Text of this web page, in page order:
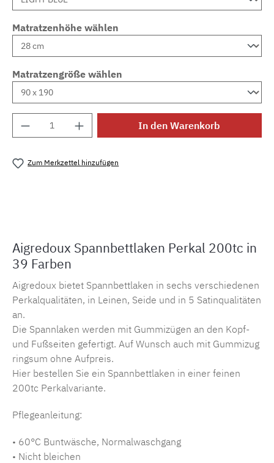
Matratzenhöhe wählen
Matratzengröße wählen
Produkt Anzahl: Gib den gewünschten
In den Warenkorb
Zum Merkzettel hinzufügen
Aigredoux Spannbettlaken Perkal 200tc in
39 Farben
Aigredoux bietet Spannbettlaken in sechs verschiedenen
Perkalqualitäten, in Leinen, Seide und in 5 Satinqualitäten
an.
Die Spannlaken werden mit Gummizügen an den Kopf-
und Fußseiten gefertigt. Auf Wunsch auch mit Gummizug
ringsum ohne Aufpreis.
Hier bestellen Sie ein Spannbettlaken in einer feinen
200tc Perkalvariante.
Pflegeanleitung:
• 60°C Buntwäsche, Normalwaschgang
• Nicht bleichen